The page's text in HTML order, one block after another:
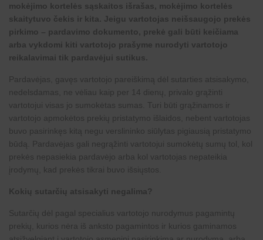
mokėjimo kortelės sąskaitos išrašas, mokėjimo kortelės
skaitytuvo čekis ir kita. Jeigu vartotojas neišsaugojo prekės
pirkimo – pardavimo dokumento, prekė gali būti keičiama
arba vykdomi kiti vartotojo prašyme nurodyti vartotojo
reikalavimai tik pardavėjui sutikus.
Pardavėjas, gavęs vartotojo pareiškimą dėl sutarties atsisakymo,
nedelsdamas, ne vėliau kaip per 14 dienų, privalo grąžinti
vartotojui visas jo sumokėtas sumas. Turi būti grąžinamos ir
vartotojo apmokėtos prekių pristatymo išlaidos, nebent vartotojas
buvo pasirinkęs kitą negu verslininko siūlytas pigiausią pristatymo
būdą. Pardavėjas gali negrąžinti vartotojui sumokėtų sumų tol, kol
prekės nepasiekia pardavėjo arba kol vartotojas nepateikia
įrodymų, kad prekės tikrai buvo išsiųstos.
Kokių sutarčių atsisakyti negalima?
Sutarčių dėl pagal specialius vartotojo nurodymus pagamintų
prekių, kurios nėra iš anksto pagamintos ir kurios gaminamos